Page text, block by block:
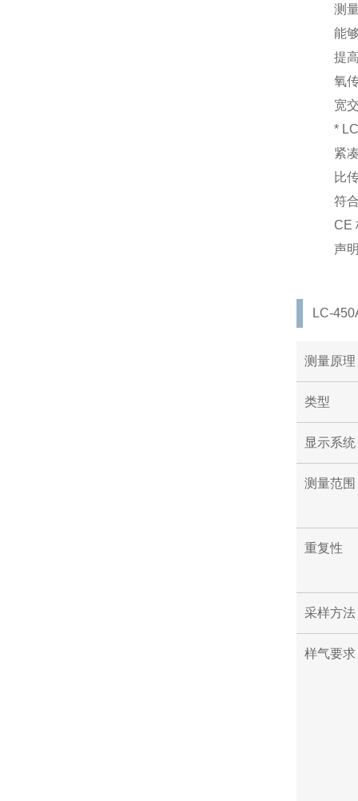
测
能
提
氧
宽
*
紧
比
符
CE
声
LC-
测量原理
类型
显示系统
测量范围
重复性
采样方法
样气要求